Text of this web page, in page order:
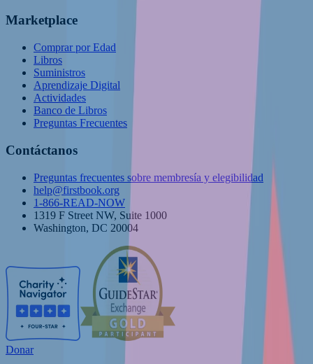
Marketplace
Comprar por Edad
Libros
Suministros
Aprendizaje Digital
Actividades
Banco de Libros
Preguntas Frecuentes
Contáctanos
Preguntas frecuentes sobre membresía y elegibilidad
help@firstbook.org
1-866-READ-NOW
1319 F Street NW, Suite 1000
Washington, DC 20004
Donar